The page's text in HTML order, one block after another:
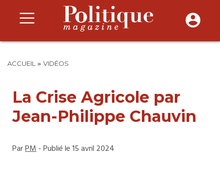
ACCUEIL » VIDÉOS
La Crise Agricole par
Jean-Philippe Chauvin
ParPM- Publié le 15 avril 2024